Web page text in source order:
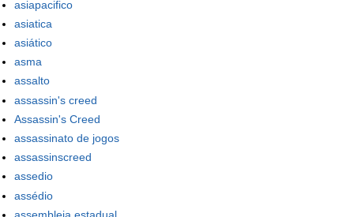
asiapacifico
asiatica
asiático
asma
assalto
assassin's creed
Assassin's Creed
assassinato de jogos
assassinscreed
assedio
assédio
assembleia estadual